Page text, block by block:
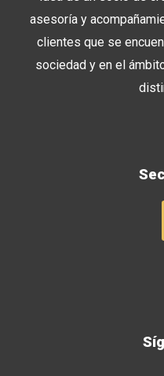
asesoría y
clientes que se
sociedad y en el